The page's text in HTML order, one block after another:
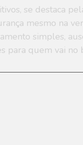
se destaca
mesmo na
simples,
para quem vai no